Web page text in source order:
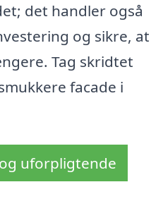
det handler også
og sikre, at
Tag skridtet
facade i
uforpligtende